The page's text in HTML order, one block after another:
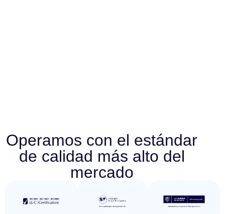
Operamos con el estándar
de calidad más alto del
mercado